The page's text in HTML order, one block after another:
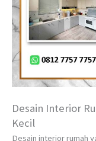
Desain Interior
Kecil
Desain interior rumah